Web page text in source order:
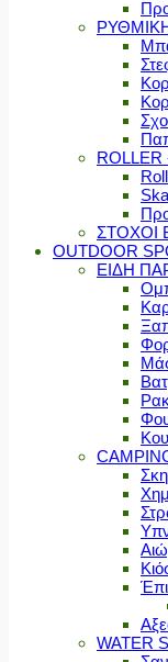
ROLLER
ΣΤΟΧΟΙ
OUTDOOR
ΕΙΔΗ
WATER